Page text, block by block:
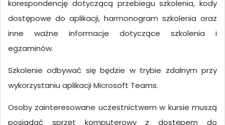
korespondencję dotyczącą przebiegu szkolenia, kody
dostępowe do aplikacji, harmonogram szkolenia oraz
inne ważne informacje dotyczące szkolenia i
egzaminów.
Szkolenie odbywać się będzie w trybie zdalnym przy
wykorzystaniu aplikacji Microsoft Teams.
Osoby zainteresowane uczestnictwem w kursie muszą
posiadać sprzęt komputerowy z dostępem do